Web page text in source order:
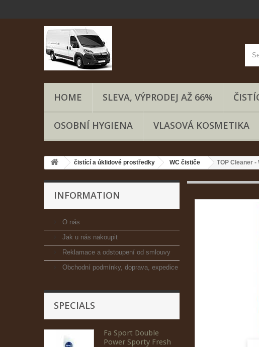
HOME SLEVA, VÝPRODEJ AŽ 66%
OSOBNÍ HYGIENA VLASOVÁ KOSMETIKA
čistící a úklidové prostředky WC čističe TOP Cleaner -
INFORMATION
O nás
Jak u nás nakoupit
Reklamace a odstoupení od smlouvy
Obchodní podmínky, doprava, expedice
SPECIALS
Fa Sport Double
Power Sporty Fresh